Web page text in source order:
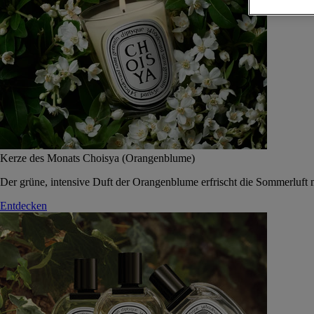
Kerze des Monats Choisya (Orangenblume)
Der grüne, intensive Duft der Orangenblume erfrischt die Sommerluft
Entdecken